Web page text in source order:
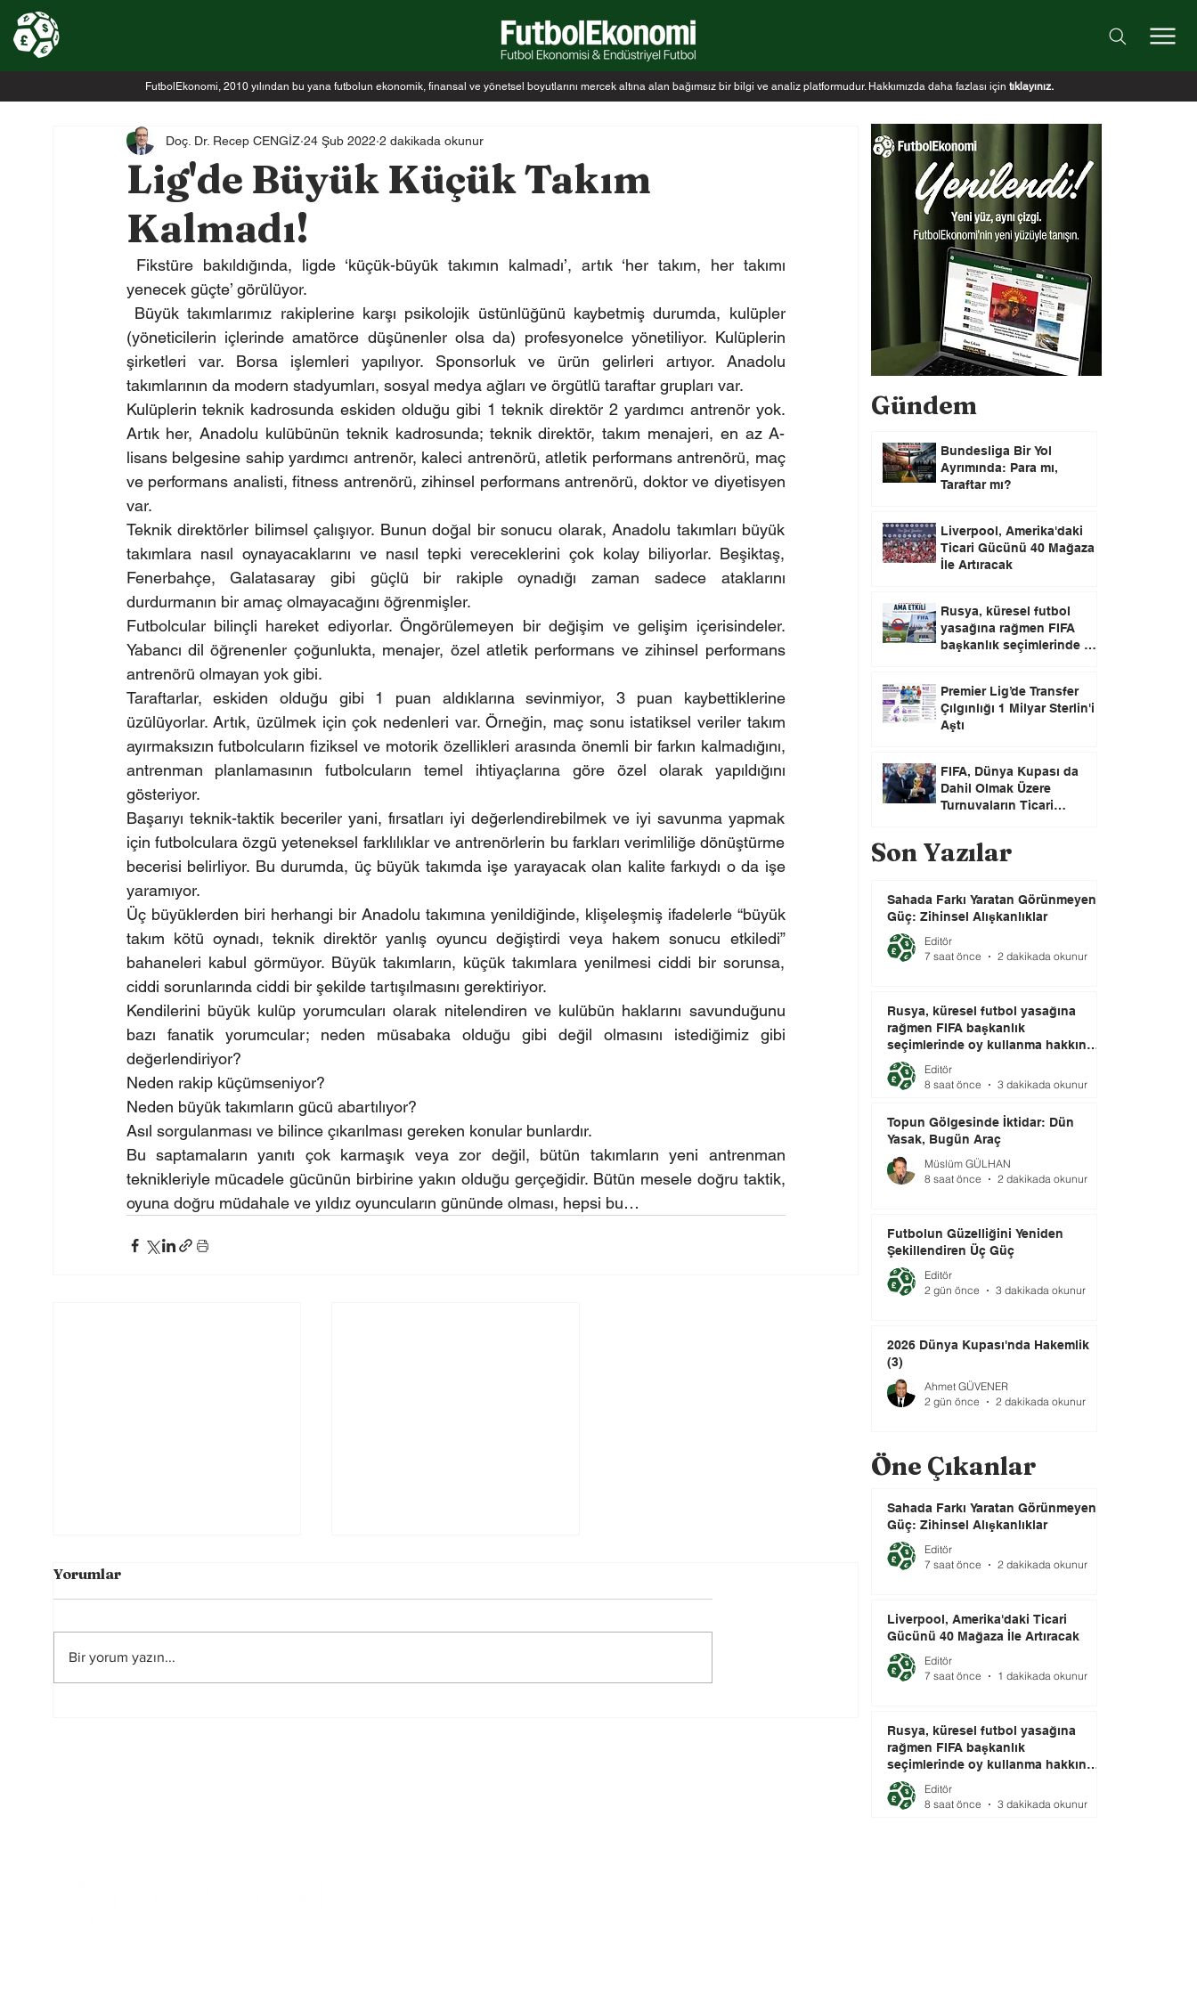
FutbolEkonomi, 2010 yılından bu yana futbolun ekonomik, finansal ve yönetsel boyutlarını mercek altına alan bağımsız bir bilgi ve analiz platformudur. Hakkımızda daha fazlası için tıklayınız.
Lig'de Büyük Küçük Takım
Kalmadı!
Doç. Dr. Recep CENGİZ 24 Şub 2022 2 dakikada okunur
yenecek güçte’ görülüyor.
Büyük takımlarımız rakiplerine karşı psikolojik üstünlüğünü kaybetmiş durumda, kulüpler
(yöneticilerin içlerinde amatörce düşünenler olsa da) profesyonelce yönetiliyor. Kulüplerin
şirketleri var. Borsa işlemleri yapılıyor. Sponsorluk ve ürün gelirleri artıyor. Anadolu
takımlarının da modern stadyumları, sosyal medya ağları ve örgütlü taraftar grupları var.
Kulüplerin teknik kadrosunda eskiden olduğu gibi 1 teknik direktör 2 yardımcı antrenör yok.
Artık her, Anadolu kulübünün teknik kadrosunda; teknik direktör, takım menajeri, en az A-
lisans belgesine sahip yardımcı antrenör, kaleci antrenörü, atletik performans antrenörü, maç
ve performans analisti, fitness antrenörü, zihinsel performans antrenörü, doktor ve diyetisyen
var.
Teknik direktörler bilimsel çalışıyor. Bunun doğal bir sonucu olarak, Anadolu takımları büyük
takımlara nasıl oynayacaklarını ve nasıl tepki vereceklerini çok kolay biliyorlar. Beşiktaş,
Fenerbahçe, Galatasaray gibi güçlü bir rakiple oynadığı zaman sadece ataklarını
durdurmanın bir amaç olmayacağını öğrenmişler.
Futbolcular bilinçli hareket ediyorlar. Öngörülemeyen bir değişim ve gelişim içerisindeler.
Yabancı dil öğrenenler çoğunlukta, menajer, özel atletik performans ve zihinsel performans
antrenörü olmayan yok gibi.
Taraftarlar, eskiden olduğu gibi 1 puan aldıklarına sevinmiyor, 3 puan kaybettiklerine
üzülüyorlar. Artık, üzülmek için çok nedenleri var. Örneğin, maç sonu istatiksel veriler takım
ayırmaksızın futbolcuların fiziksel ve motorik özellikleri arasında önemli bir farkın kalmadığını,
antrenman planlamasının futbolcuların temel ihtiyaçlarına göre özel olarak yapıldığını
gösteriyor.
Başarıyı teknik-taktik beceriler yani, fırsatları iyi değerlendirebilmek ve iyi savunma yapmak
için futbolculara özgü yeteneksel farklılıklar ve antrenörlerin bu farkları verimliliğe dönüştürme
becerisi belirliyor. Bu durumda, üç büyük takımda işe yarayacak olan kalite farkıydı o da işe
yaramıyor.
Üç büyüklerden biri herhangi bir Anadolu takımına yenildiğinde, klişeleşmiş ifadelerle “büyük
takım kötü oynadı, teknik direktör yanlış oyuncu değiştirdi veya hakem sonucu etkiledi”
bahaneleri kabul görmüyor. Büyük takımların, küçük takımlara yenilmesi ciddi bir sorunsa,
ciddi sorunlarında ciddi bir şekilde tartışılmasını gerektiriyor.
Kendilerini büyük kulüp yorumcuları olarak nitelendiren ve kulübün haklarını savunduğunu
bazı fanatik yorumcular; neden müsabaka olduğu gibi değil olmasını istediğimiz gibi
değerlendiriyor?
Neden rakip küçümseniyor?
Neden büyük takımların gücü abartılıyor?
Asıl sorgulanması ve bilince çıkarılması gereken konular bunlardır.
Bu saptamaların yanıtı çok karmaşık veya zor değil, bütün takımların yeni antrenman
teknikleriyle mücadele gücünün birbirine yakın olduğu gerçeğidir. Bütün mesele doğru taktik,
oyuna doğru müdahale ve yıldız oyuncuların gününde olması, hepsi bu…
Yorumlar
Bir yorum yazın...
Gündem
Bundesliga Bir Yol
Ayrımında: Para mı,
Taraftar mı?
Liverpool, Amerika'daki
Ticari Gücünü 40 Mağaza
İle Artıracak
Rusya, küresel futbol
yasağına rağmen FIFA
başkanlık seçimlerinde oy
Premier Lig’de Transfer
Çılgınlığı 1 Milyar Sterlin'i
Aştı
FIFA, Dünya Kupası da
Dahil Olmak Üzere
Turnuvaların Ticari
Son Yazılar
Sahada Farkı Yaratan Görünmeyen
Güç: Zihinsel Alışkanlıklar
Editör
7 saat önce
2 dakikada okunur
Rusya, küresel futbol yasağına
rağmen FIFA başkanlık
seçimlerinde oy kullanma hakkını
elinde tutuyor.
Editör
8 saat önce
3 dakikada okunur
Topun Gölgesinde İktidar: Dün
Yasak, Bugün Araç
Müslüm GÜLHAN
8 saat önce
2 dakikada okunur
Futbolun Güzelliğini Yeniden
Şekillendiren Üç Güç
Editör
2 gün önce
3 dakikada okunur
2026 Dünya Kupası'nda Hakemlik
(3)
Ahmet GÜVENER
2 gün önce
2 dakikada okunur
Öne Çıkanlar
Sahada Farkı Yaratan Görünmeyen
Güç: Zihinsel Alışkanlıklar
Editör
7 saat önce
2 dakikada okunur
Liverpool, Amerika'daki Ticari
Gücünü 40 Mağaza İle Artıracak
Editör
7 saat önce
1 dakikada okunur
Rusya, küresel futbol yasağına
rağmen FIFA başkanlık
seçimlerinde oy kullanma hakkını
elinde tutuyor.
Editör
8 saat önce
3 dakikada okunur